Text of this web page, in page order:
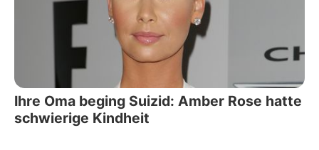
Ihre Oma beging Suizid: Amber Rose hatte
schwierige Kindheit